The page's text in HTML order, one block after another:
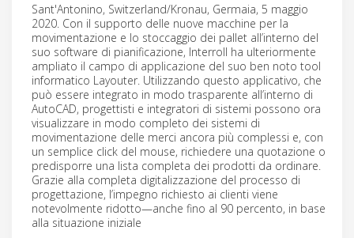
Sant'Antonino, Switzerland/Kronau, Germaia, 5 maggio
2020. Con il supporto delle nuove macchine per la
movimentazione e lo stoccaggio dei pallet all’interno del
suo software di pianificazione, Interroll ha ulteriormente
ampliato il campo di applicazione del suo ben noto tool
informatico Layouter. Utilizzando questo applicativo, che
può essere integrato in modo trasparente all’interno di
AutoCAD, progettisti e integratori di sistemi possono ora
visualizzare in modo completo dei sistemi di
movimentazione delle merci ancora più complessi e, con
un semplice click del mouse, richiedere una quotazione o
predisporre una lista completa dei prodotti da ordinare.
Grazie alla completa digitalizzazione del processo di
progettazione, l’impegno richiesto ai clienti viene
notevolmente ridotto—anche fino al 90 percento, in base
alla situazione iniziale